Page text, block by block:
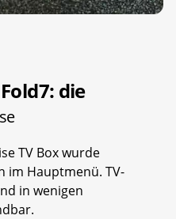
die
TV Box wurde
im Hauptmenü. TV-
in wenigen